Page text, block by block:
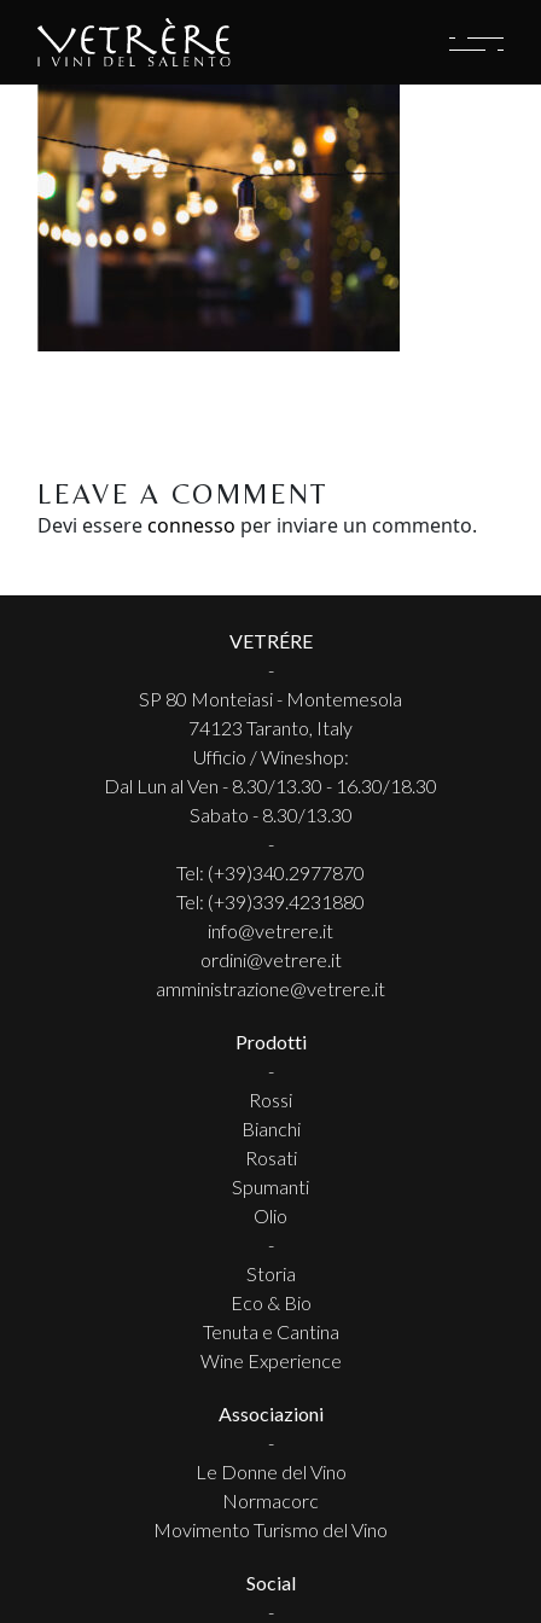
LEAVE A COMMENT
Devi essereconnesso per inviare un commento.
VETRÉRE
-
SP 80 Monteiasi - Montemesola
74123 Taranto, Italy
Ufficio / Wineshop:
Dal Lun al Ven - 8.30/13.30 - 16.30/18.30
Sabato - 8.30/13.30
-
Tel: (+39)340.2977870
Tel: (+39)339.4231880
info@vetrere.it
ordini@vetrere.it
amministrazione@vetrere.it
Prodotti
-
Rossi
Bianchi
Rosati
Spumanti
Olio
-
Storia
Eco & Bio
Tenuta e Cantina
Wine Experience
Associazioni
-
Le Donne del Vino
Normacorc
Movimento Turismo del Vino
Social
-